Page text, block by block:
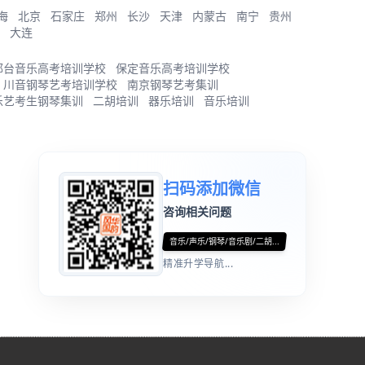
北京 石家庄 郑州 长沙 天津 内蒙古 南宁
贵州
大连
台音乐高考培训学校
保定音乐高考培训学校
川音钢琴艺考培训学校
南京钢琴艺考集训
艺考生钢琴集训
二胡培训 器乐培训 音乐培训
扫码添加微信
咨询相关问题
音乐/声乐/钢琴/音乐剧/二胡...
精准升学导航...